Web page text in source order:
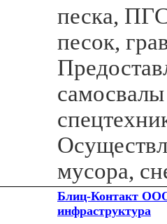
песка,
песок,
мусора,
Блиц-Контакт
инфраструктура